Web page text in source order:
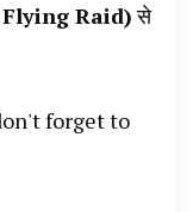
Flying Raid)से
forget to